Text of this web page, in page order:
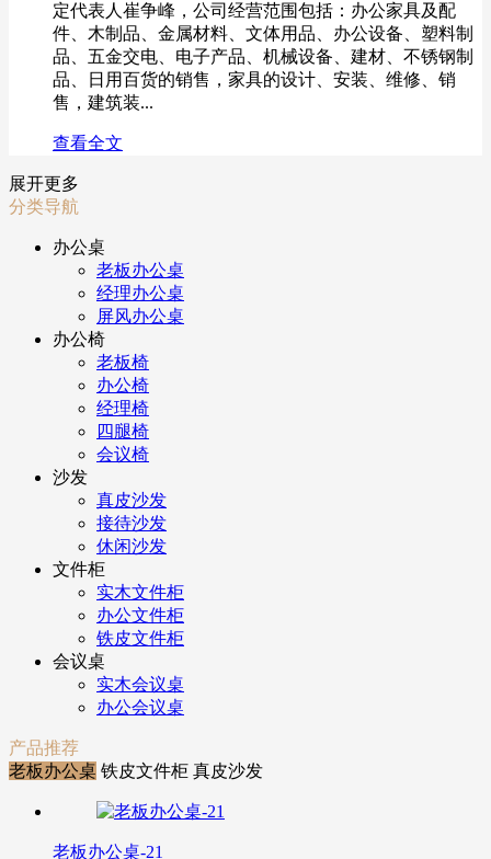
定代表人崔争峰，公司经营范围包括：办公家具及配
件、木制品、金属材料、文体用品、办公设备、塑料制
品、五金交电、电子产品、机械设备、建材、不锈钢制
品、日用百货的销售，家具的设计、安装、维修、销
售，建筑装...
查看全文
展开更多
分类导航
办公桌
老板办公桌
经理办公桌
屏风办公桌
办公椅
老板椅
办公椅
经理椅
四腿椅
会议椅
沙发
真皮沙发
接待沙发
休闲沙发
文件柜
实木文件柜
办公文件柜
铁皮文件柜
会议桌
实木会议桌
办公会议桌
产品推荐
老板办公桌 铁皮文件柜 真皮沙发
老板办公桌-21